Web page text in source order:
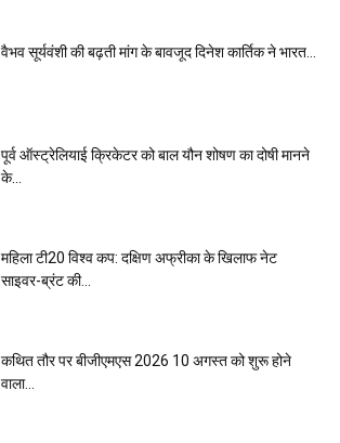
वैभव सूर्यवंशी की बढ़ती मांग के बावजूद दिनेश कार्तिक ने भारत...
पूर्व ऑस्ट्रेलियाई क्रिकेटर को बाल यौन शोषण का दोषी मानने
के...
महिला टी20 विश्व कप: दक्षिण अफ्रीका के खिलाफ नेट
साइवर-ब्रंट की...
कथित तौर पर बीजीएमएस 2026 10 अगस्त को शुरू होने
वाला...